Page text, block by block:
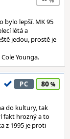
bylo lepší. MK 95
létá a
jedou, prostě je
Younga.
PC 80
do kultury, tak
fakt hrozný a to
z 1995 je proti